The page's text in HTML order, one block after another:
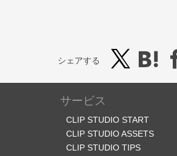
シェアする
サービス
CLIP STUDIO START
CLIP STUDIO ASSETS
CLIP STUDIO TIPS